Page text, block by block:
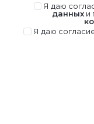
Я даю
данныхи
Я даю